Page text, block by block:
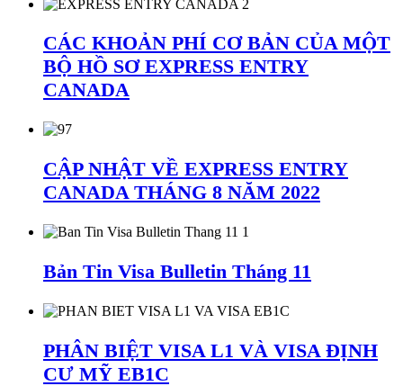
CÁC KHOẢN PHÍ CƠ BẢN CỦA MỘT
BỘ HỒ SƠ EXPRESS ENTRY
CANADA
CẬP NHẬT VỀ EXPRESS ENTRY
CANADA THÁNG 8 NĂM 2022
Bản Tin Visa Bulletin Tháng 11
PHÂN BIỆT VISA L1 VÀ VISA ĐỊNH
CƯ MỸ EB1C